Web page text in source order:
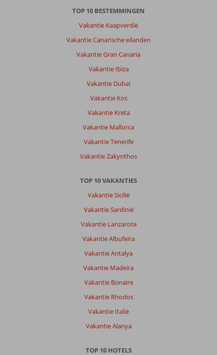
TOP 10 BESTEMMINGEN
Vakantie Kaapverdië
Vakantie Canarische eilanden
Vakantie Gran Canaria
Vakantie Ibiza
Vakantie Dubai
Vakantie Kos
Vakantie Kreta
Vakantie Mallorca
Vakantie Tenerife
Vakantie Zakynthos
TOP 10 VAKANTIES
Vakantie Sicilië
Vakantie Sardinië
Vakantie Lanzarote
Vakantie Albufeira
Vakantie Antalya
Vakantie Madeira
Vakantie Bonaire
Vakantie Rhodos
Vakantie Italië
Vakantie Alanya
TOP 10 HOTELS